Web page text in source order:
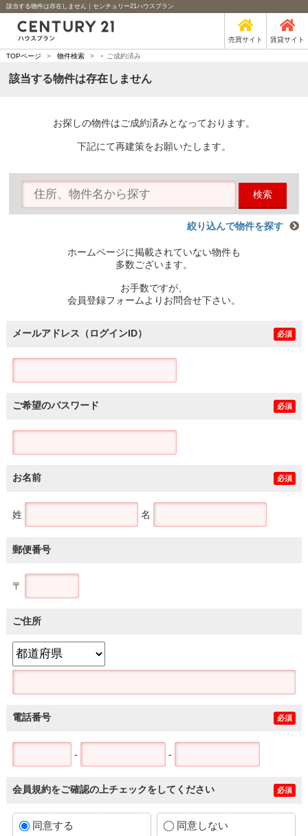
該当する物件は存在しません｜センチュリー21ハウスプラン
売買サイト 賃貸サイト
TOPページ > 物件検索 > - ご成約済み
該当する物件は存在しません
お探しの物件はご成約済みとなっております。
下記にて再建策をお願いたします。
検索
絞り込んで物件を探す
ホームページに掲載されていない物件も
多数ございます。
お手数ですが、
会員登録フォームよりお問合せ下さい。
メールアドレス（ログインID） 必須
ご希望のパスワード 必須
お名前 必須
姓 名
郵便番号
〒
ご住所
電話番号 必須
- -
会員規約をご確認の上チェックをしてください 必須
同意する 同意しない